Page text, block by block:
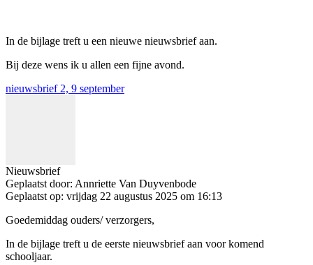
In de bijlage treft u een nieuwe nieuwsbrief aan.
Bij deze wens ik u allen een fijne avond.
nieuwsbrief 2, 9 september
Nieuwsbrief
Geplaatst door: Annriette Van Duyvenbode
Geplaatst op: vrijdag 22 augustus 2025 om 16:13
Goedemiddag ouders/ verzorgers,
In de bijlage treft u de eerste nieuwsbrief aan voor komend
schooljaar.